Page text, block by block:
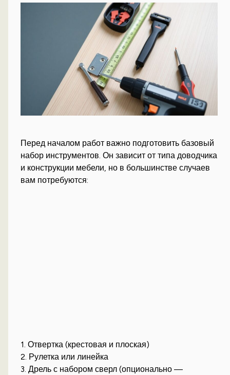
Перед началом работ важно подготовить базовый
набор инструментов. Он зависит от типа доводчика
и конструкции мебели, но в большинстве случаев
вам потребуются:
1. Отвертка (крестовая и плоская)
2. Рулетка или линейка
3. Дрель с набором сверл (опционально —